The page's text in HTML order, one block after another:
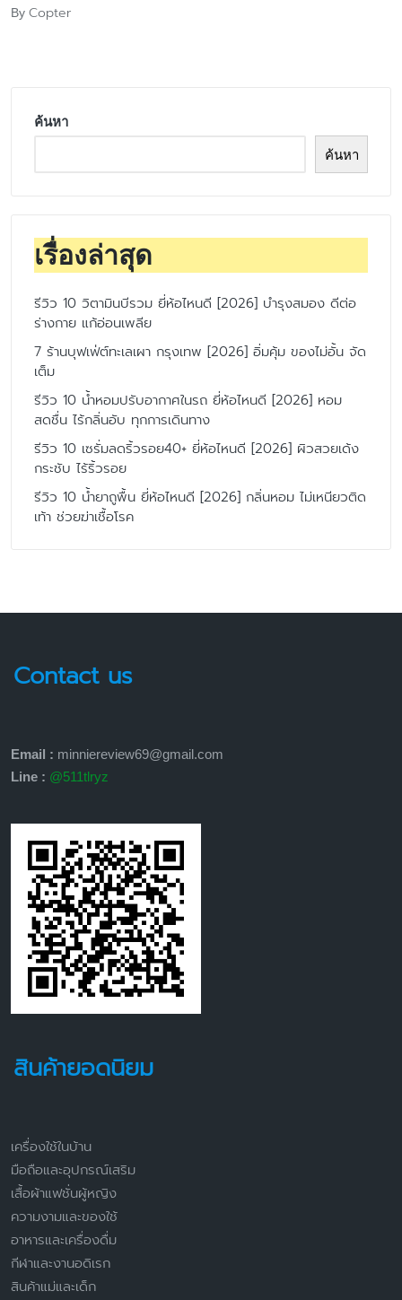
Posted
By Copter
ค้นหา
ค้นหา
เรื่องล่าสุด
รีวิว 10 วิตามินบีรวม ยี่ห้อไหนดี [2026] บำรุงสมอง ดีต่อ
ร่างกาย แก้อ่อนเพลีย
7 ร้านบุฟเฟ่ต์ทะเลเผา กรุงเทพ [2026] อิ่มคุ้ม ของไม่อั้น จัด
เต็ม
รีวิว 10 น้ำหอมปรับอากาศในรถ ยี่ห้อไหนดี [2026] หอม
สดชื่น ไร้กลิ่นอับ ทุกการเดินทาง
รีวิว 10 เซรั่มลดริ้วรอย40+ ยี่ห้อไหนดี [2026] ผิวสวยเด้ง
กระชับ ไร้ริ้วรอย
รีวิว 10 น้ำยาถูพื้น ยี่ห้อไหนดี [2026] กลิ่นหอม ไม่เหนียวติด
เท้า ช่วยฆ่าเชื้อโรค
Contact us
Email : minniereview69@gmail.com
Line : @511tlryz
สินค้ายอดนิยม
เครื่องใช้ในบ้าน
มือถือและอุปกรณ์เสริม
เสื้อผ้าแฟชั่นผู้หญิง
ความงามและของใช้
อาหารและเครื่องดื่ม
กีฬาและงานอดิเรก
สินค้าแม่และเด็ก